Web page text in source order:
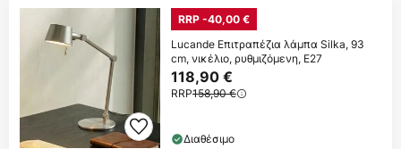
RRP -40,00 €
Lucande Επιτραπέζια λάμπα Silka, 93
cm, νικέλιο, ρυθμιζόμενη, E27
118,90 €
RRP158,90 €
Διαθέσιμο